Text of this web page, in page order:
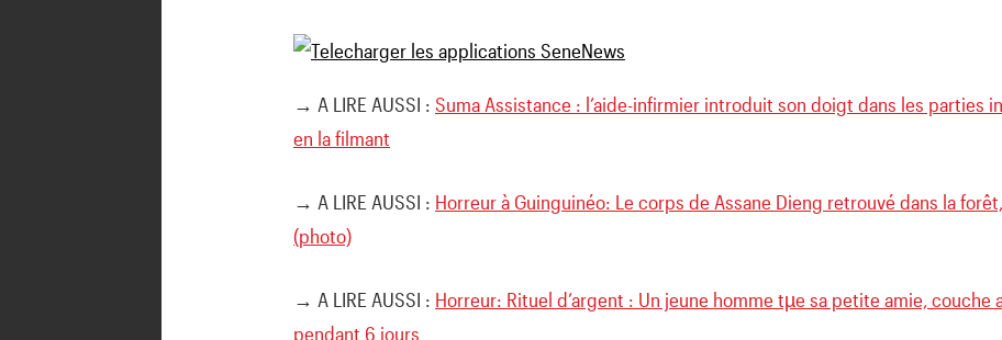
→ A LIRE AUSSI : Suma Assistance : l’aide-infirmier introduit son doigt dans les parties
en la filmant
→ A LIRE AUSSI : Horreur à Guinguinéo: Le corps de Assane Dieng retrouvé dans la
(photo)
→ A LIRE AUSSI : Horreur: Rituel d’argent : Un jeune homme tµe sa petite amie, couche
pendant 6 jours